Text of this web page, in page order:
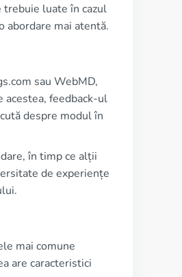
trebuie luate în cazul
abordare mai atentă.
sau WebMD,
acestea, feedback-ul
despre modul în
în timp ce alții
de experiențe
mai comune
are caracteristici